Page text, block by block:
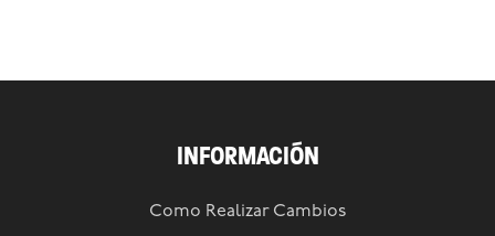
INFORMACIÓN
Como Realizar Cambios